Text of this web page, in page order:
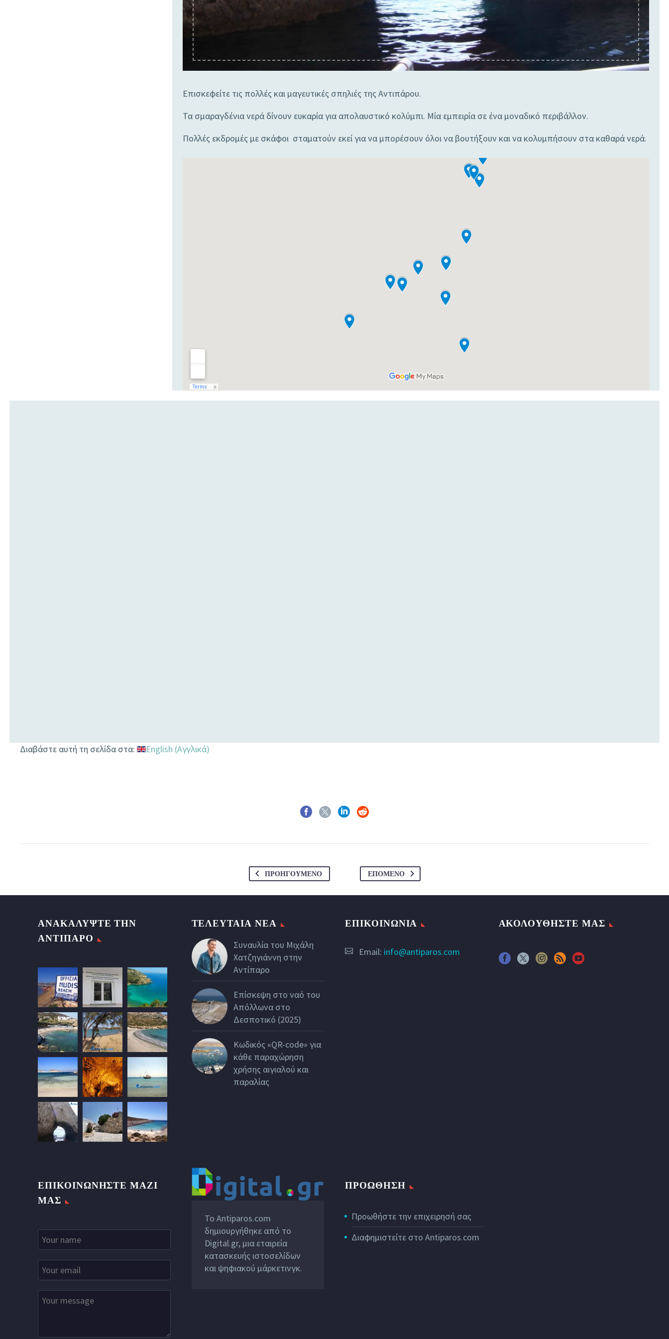
Επισκεφείτε τις πολλές και μαγευτικές σπηλιές της Αντιπάρου.
Τα σμαραγδένια νερά δίνουν ευκαρία για απολαυστικό κολύμπι. Μία εμπειρία σε ένα μοναδικό περιβάλλον.
Πολλές εκδρομές με σκάφοι σταματούν εκεί για να μπορέσουν όλοι να βουτήξουν και να κολυμπήσουν στα καθαρά νερά.
Διαβάστε αυτή τη σελίδα στα: English (Αγγλικά)
ΠΡΟΗΓΟΎΜΕΝΟ ΕΠΌΜΕΝΟ
ΑΝΑΚΑΛΥΨΤΕ ΤΗΝ
ΑΝΤΙΠΑΡΟ
ΤΕΛΕΥΤΑΙΑ ΝΕΑ
Συναυλία του Μιχάλη
Χατζηγιάννη στην
Αντίπαρο
Επίσκεψη στο ναό του
Απόλλωνα στο
Δεσποτικό (2025)
Κωδικός «QR-code» για
κάθε παραχώρηση
χρήσης αιγιαλού και
παραλίας
ΕΠΙΚΟΙΝΩΝΙΑ
Email: info@antiparos.com
ΑΚΟΛΟΥΘΗΣΤΕ ΜΑΣ
ΕΠΙΚΟΙΝΩΝΉΣΤΕ ΜΑΖΊ
ΜΑΣ
Το Antiparos.com
δημιουργήθηκε από το
Digital.gr, μια εταιρεία
κατασκευής ιστοσελίδων
και ψηφιακού μάρκετινγκ.
ΠΡΟΩΘΗΣΗ
Προωθήστε την επιχειρησή σας
Διαφημιστείτε στο Antiparos.com